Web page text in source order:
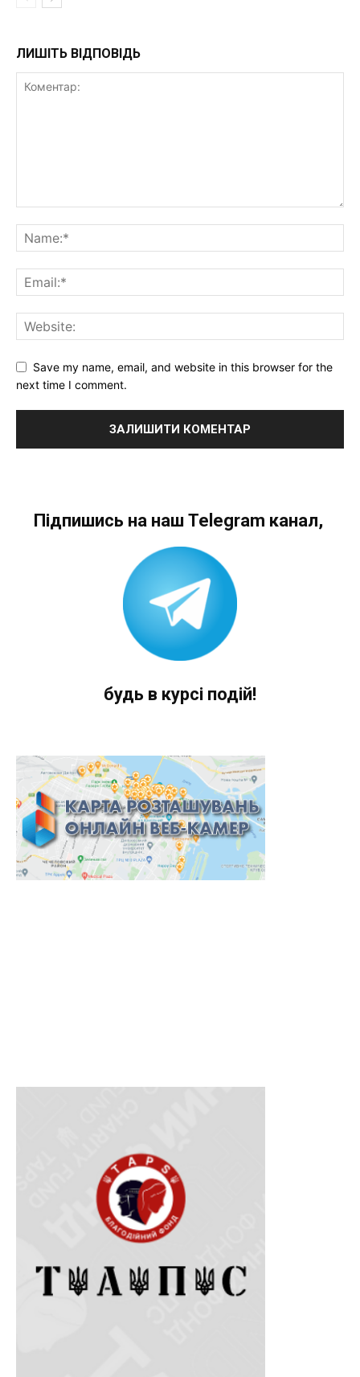
ЛИШІТЬ ВІДПОВІДЬ
Save my name, email, and website in this browser for the
next time I comment.
Підпишись на наш Telegram канал,
будь в курсі подій!